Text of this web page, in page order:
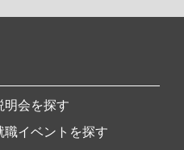
明会を探す
職イベントを探す